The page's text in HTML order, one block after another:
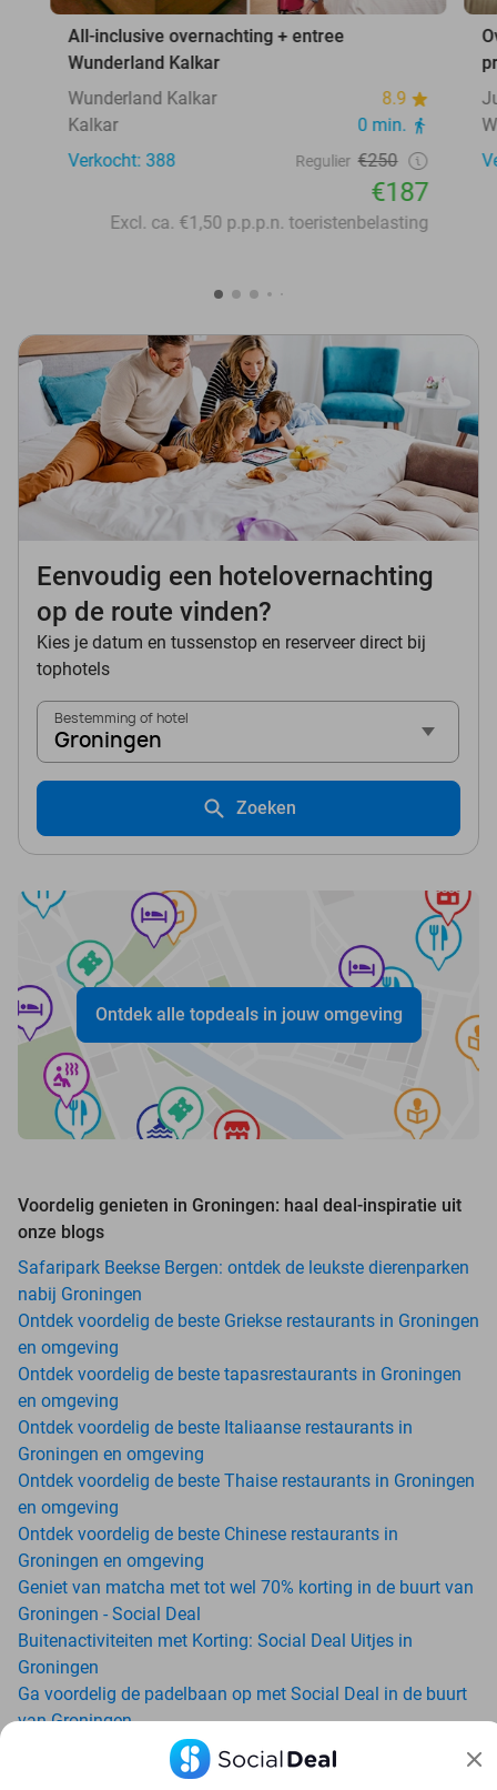
All-inclusive overnachting + entree
Wunderland Kalkar
Wunderland Kalkar
8.9
Kalkar
0 min.
Verkocht: 388
Regulier €250
€187
Excl. ca. €1,50 p.p.p.n. toeristenbelasting
Eenvoudig een hotelovernachting
op de route vinden?
Kies je datum en tussenstop en reserveer direct bij
tophotels
Bestemming of hotel
Groningen
Zoeken
Ontdek alle topdeals in jouw omgeving
Voordelig genieten in Groningen: haal deal-inspiratie uit
onze blogs
Safaripark Beekse Bergen: ontdek de leukste dierenparken
nabij Groningen
Ontdek voordelig de beste Griekse restaurants in Groningen
en omgeving
Ontdek voordelig de beste tapasrestaurants in Groningen
en omgeving
Ontdek voordelig de beste Italiaanse restaurants in
Groningen en omgeving
Ontdek voordelig de beste Thaise restaurants in Groningen
en omgeving
Ontdek voordelig de beste Chinese restaurants in
Groningen en omgeving
Geniet van matcha met tot wel 70% korting in de buurt van
Groningen - Social Deal
Buitenactiviteiten met Korting: Social Deal Uitjes in
Groningen
Ga voordelig de padelbaan op met Social Deal in de buurt
van Groningen
Geniet van je vakantie in Groningen in Nederland met